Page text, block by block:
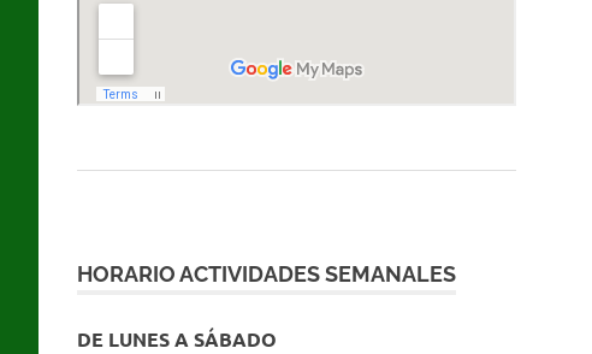
HORARIO ACTIVIDADES SEMANALES
DE LUNES A SÁBADO